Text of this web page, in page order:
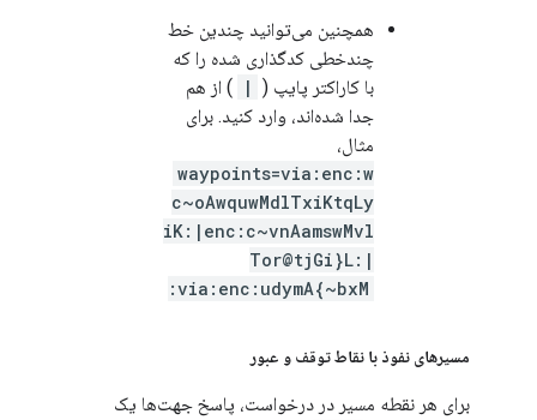
همچنین می‌توانید چندین خط
چندخطی کدگذاری شده را که
با کاراکتر پایپ ( |
) از هم
جدا شده‌اند، وارد کنید. برای
مثال،
waypoints=via:enc:w
c~oAwquwMdlTxiKtqLy
iK:|enc:c~vnAamswMvl
Tor@tjGi}L:|
via:enc:udymA{~bxM:
مسیرهای نفوذ با نقاط توقف و عبور
برای هر نقطه مسیر در درخواست، پاسخ جهت‌ها یک